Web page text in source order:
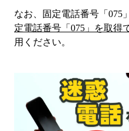
なお、固定電話番号「 075
定電話番号「 075 」を取得
用ください。